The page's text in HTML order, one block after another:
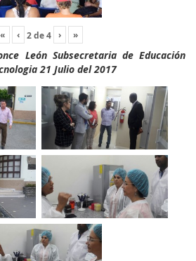
« ‹ 2de4 › »
León Subsecretaria de Educación
21 Julio del 2017